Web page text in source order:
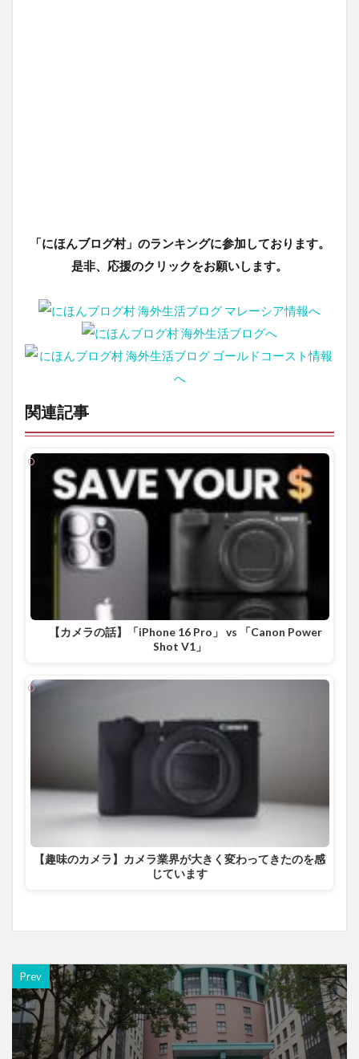
「にほんブログ村」のランキングに参加しております。
是非、応援のクリックをお願いします。
関連記事
【カメラの話】「iPhone 16 Pro」 vs 「Canon Power
Shot V1」
【趣味のカメラ】カメラ業界が大きく変わってきたのを感
じています
Prev